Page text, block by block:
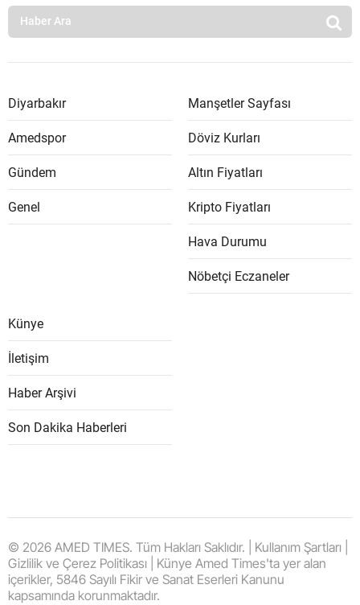
Diyarbakır
Amedspor
Gündem
Genel
Manşetler Sayfası
Döviz Kurları
Altın Fiyatları
Kripto Fiyatları
Hava Durumu
Nöbetçi Eczaneler
Künye
İletişim
Haber Arşivi
Son Dakika Haberleri
© 2026 AMED TIMES. Tüm Hakları Saklıdır. | Kullanım Şartları |
Gizlilik ve Çerez Politikası | Künye Amed Times'ta yer alan
içerikler, 5846 Sayılı Fikir ve Sanat Eserleri Kanunu
kapsamında korunmaktadır.